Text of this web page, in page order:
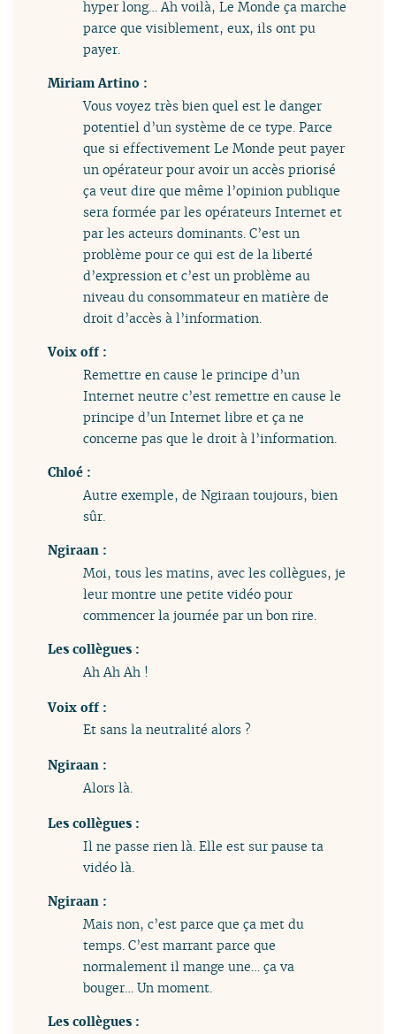
hyper long… Ah voilà, Le Monde ça marche
parce que visiblement, eux, ils ont pu
payer.
Miriam Artino :
Vous voyez très bien quel est le danger
potentiel d’un système de ce type. Parce
que si effectivement Le Monde peut payer
un opérateur pour avoir un accès priorisé
ça veut dire que même l’opinion publique
sera formée par les opérateurs Internet et
par les acteurs dominants. C’est un
problème pour ce qui est de la liberté
d’expression et c’est un problème au
niveau du consommateur en matière de
droit d’accès à l’information.
Voix off :
Remettre en cause le principe d’un
Internet neutre c’est remettre en cause le
principe d’un Internet libre et ça ne
concerne pas que le droit à l’information.
Chloé :
Autre exemple, de Ngiraan toujours, bien
sûr.
Ngiraan :
Moi, tous les matins, avec les collègues, je
leur montre une petite vidéo pour
commencer la journée par un bon rire.
Les collègues :
Ah Ah Ah !
Voix off :
Et sans la neutralité alors ?
Ngiraan :
Alors là.
Les collègues :
Il ne passe rien là. Elle est sur pause ta
vidéo là.
Ngiraan :
Mais non, c’est parce que ça met du
temps. C’est marrant parce que
normalement il mange une… ça va
bouger… Un moment.
Les collègues :